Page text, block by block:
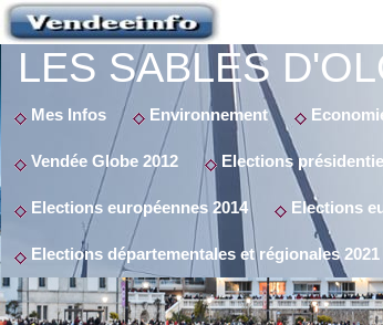
LES SABLES
Mes Infos Environnement
Vendée Globe 2012 Elections
Elections européennes 2014 Elections
Elections départementales et régionales 2021